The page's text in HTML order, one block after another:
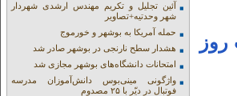
آئین تجلیل و تکریم مهندس ارشدی شهردار
شهر وحدتیه+تصاویر
حمله آمریکا به بوشهر و خورموج
هشدار سطح نارنجی در بوشهر صادر شد
امتحانات دانشگاه‌های بوشهر مجازی شد
واژگونی مینی‌بوس دانش‌آموزان مدرسه
فوتبال در دیّر با ۲۵ مصدوم